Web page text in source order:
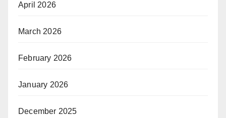
April 2026
March 2026
February 2026
January 2026
December 2025